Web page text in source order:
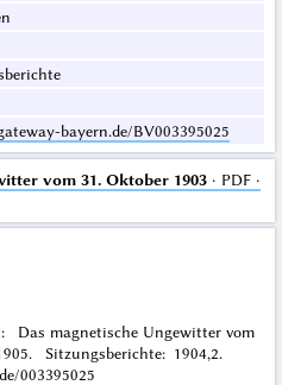
bayern.de/BV003395025
vom 31. Oktober 1903· PDF ·
Das magnetische Ungewitter vom
Sitzungsberichte: 1904,2.
003395025